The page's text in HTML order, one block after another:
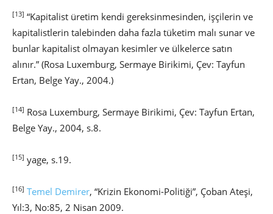
[13] “Kapitalist üretim kendi gereksinmesinden, işçilerin ve
kapitalistlerin talebinden daha fazla tüketim malı sunar ve
bunlar kapitalist olmayan kesimler ve ülkelerce satın
alınır.” (Rosa Luxemburg, Sermaye Birikimi, Çev: Tayfun
Ertan, Belge Yay., 2004.)
[14] Rosa Luxemburg, Sermaye Birikimi, Çev: Tayfun Ertan,
Belge Yay., 2004, s.8.
[15] yage, s.19.
[16] Temel Demirer, “Krizin Ekonomi-Politiği”, Çoban Ateşi,
Yıl:3, No:85, 2 Nisan 2009.